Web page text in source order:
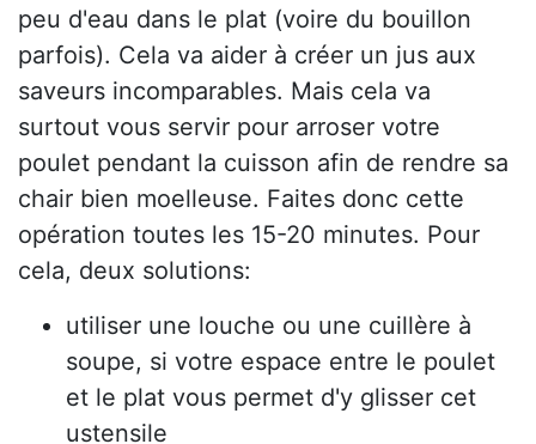
peu d'eau dans le plat (voire du bouillon
parfois). Cela va aider à créer un jus aux
saveurs incomparables. Mais cela va
surtout vous servir pour arroser votre
poulet pendant la cuisson afin de rendre sa
chair bien moelleuse. Faites donc cette
opération toutes les 15-20 minutes. Pour
cela, deux solutions:
utiliser une louche ou une cuillère à
soupe, si votre espace entre le poulet
et le plat vous permet d'y glisser cet
ustensile